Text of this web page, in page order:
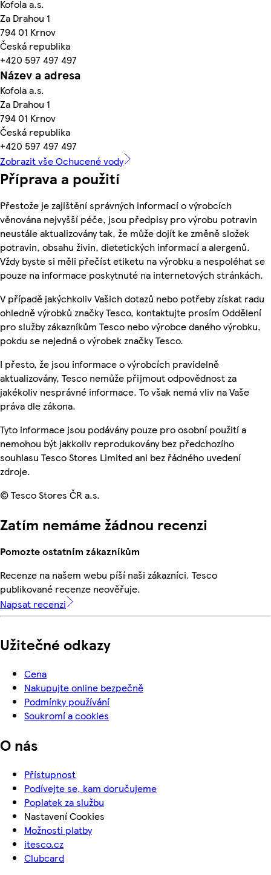
Kofola a.s.
Za Drahou 1
794 01 Krnov
Česká republika
+420 597 497 497
Název a adresa
Kofola a.s.
Za Drahou 1
794 01 Krnov
Česká republika
+420 597 497 497
Zobrazit vše Ochucené vody
Příprava a použití
Přestože je zajištění správných informací o výrobcích
věnována nejvyšší péče, jsou předpisy pro výrobu potravin
neustále aktualizovány tak, že může dojít ke změně složek
potravin, obsahu živin, dietetických informací a alergenů.
Vždy byste si měli přečíst etiketu na výrobku a nespoléhat se
pouze na informace poskytnuté na internetových stránkách.
V případě jakýchkoliv Vašich dotazů nebo potřeby získat radu
ohledně výrobků značky Tesco, kontaktujte prosím Oddělení
pro služby zákazníkům Tesco nebo výrobce daného výrobku,
pokdu se nejedná o výrobek značky Tesco.
I přesto, že jsou informace o výrobcích pravidelně
aktualizovány, Tesco nemůže přijmout odpovědnost za
jakékoliv nesprávné informace. To však nemá vliv na Vaše
práva dle zákona.
Tyto informace jsou podávány pouze pro osobní použití a
nemohou být jakkoliv reprodukovány bez předchozího
souhlasu Tesco Stores Limited ani bez řádného uvedení
zdroje.
© Tesco Stores ČR a.s.
Zatím nemáme žádnou recenzi
Pomozte ostatním zákazníkům
Recenze na našem webu píší naši zákazníci. Tesco
publikované recenze neověřuje.
Napsat recenzi
Užitečné odkazy
Cena
Nakupujte online bezpečně
Podmínky používání
Soukromí a cookies
O nás
Přístupnost
Podívejte se, kam doručujeme
Poplatek za službu
Nastavení Cookies
Možnosti platby
itesco.cz
Clubcard